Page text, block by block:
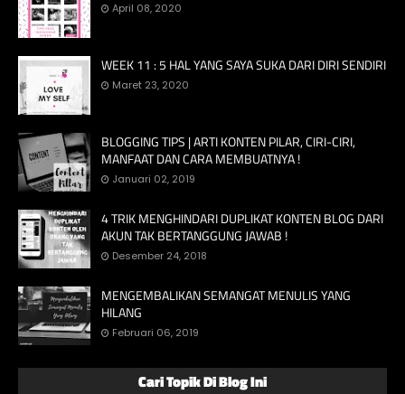
April 08, 2020
WEEK 11 : 5 HAL YANG SAYA SUKA DARI DIRI SENDIRI
Maret 23, 2020
BLOGGING TIPS | ARTI KONTEN PILAR, CIRI-CIRI,
MANFAAT DAN CARA MEMBUATNYA !
Januari 02, 2019
4 TRIK MENGHINDARI DUPLIKAT KONTEN BLOG DARI
AKUN TAK BERTANGGUNG JAWAB !
Desember 24, 2018
MENGEMBALIKAN SEMANGAT MENULIS YANG
HILANG
Februari 06, 2019
Cari Topik Di Blog Ini